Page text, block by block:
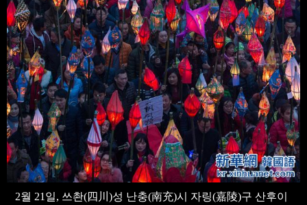
2월 21일, 쓰촨(四川)성 난충(南充)시 자링(嘉陵)구 산후이